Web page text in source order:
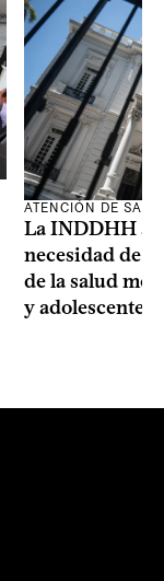
ATENCIÓN DE
La INDDHH
necesidad de
de la salud
y adolescentes